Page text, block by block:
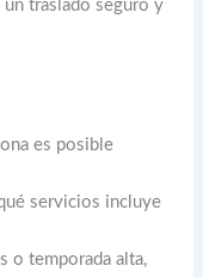
un traslado seguro y
es posible
servicios incluye
o temporada alta,